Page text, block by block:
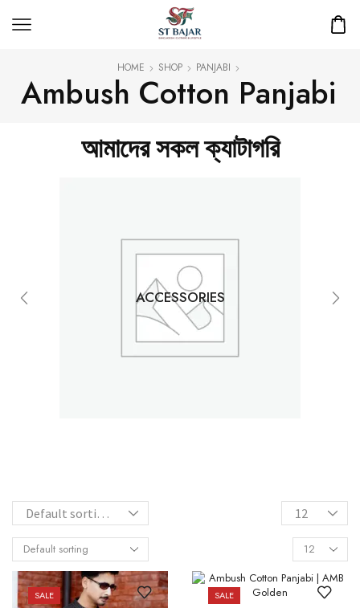
HOME SHOP PANJABI
Ambush Cotton Panjabi
আমাদের সকল ক্যাটাগরি
ACCESSORIES
SALE SALE